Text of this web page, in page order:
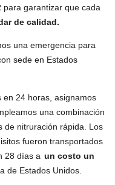
para garantizar que cada
de calidad.
una emergencia para
sede en Estados
en 24 horas, asignamos
una combinación
de nitruración rápida. Los
fueron transportados
28 días a un costo un
de Estados Unidos.